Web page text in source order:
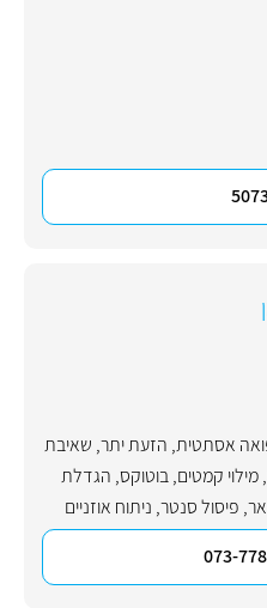
אסתטית, הזעת יתר, שאיבת
,מילוי קמטים,בוטוקס, הגדלת
, פיסול סנטר, ניתוח אוזניים
073-